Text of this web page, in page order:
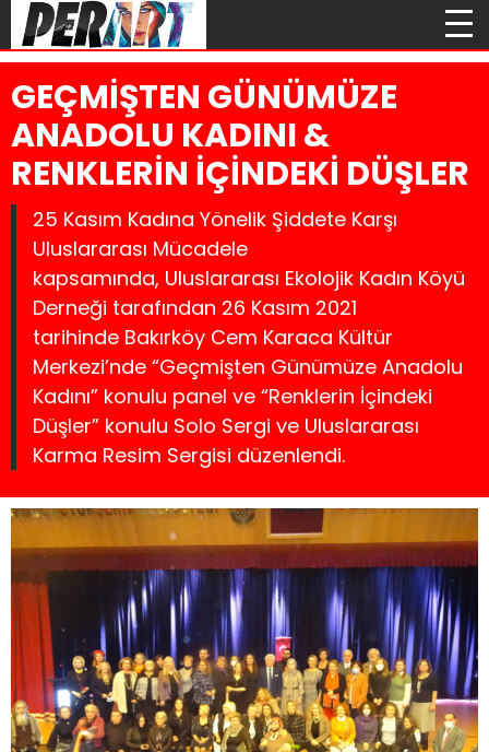
GEÇMİŞTEN GÜNÜMÜZE
ANADOLU KADINI &
RENKLERİN İÇİNDEKİ DÜŞLER
25 Kasım Kadına Yönelik Şiddete Karşı
Uluslararası Mücadele
kapsamında, Uluslararası Ekolojik Kadın Köyü
Derneği tarafından 26 Kasım 2021
tarihinde Bakırköy Cem Karaca Kültür
Merkezi’nde “Geçmişten Günümüze Anadolu
Kadını” konulu panel ve “Renklerin İçindeki
Düşler” konulu Solo Sergi ve Uluslararası
Karma Resim Sergisi düzenlendi.